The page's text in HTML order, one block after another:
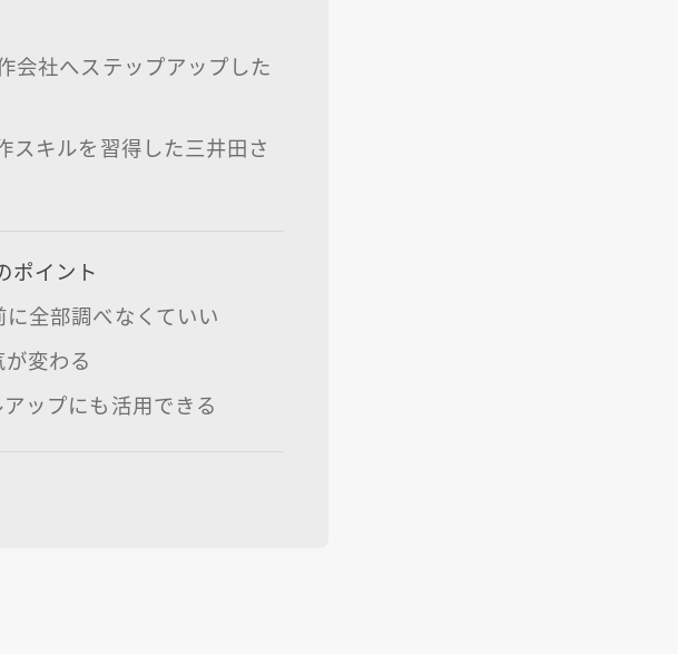
会社へステップアップした
スキルを習得した三井田さ
ポイント
全部調べなくていい
変わる
ップにも活用できる